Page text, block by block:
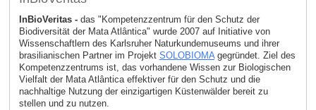
InBioVeritas -das "Kompetenzzentrum für den Schutz der
Biodiversität der Mata Atlântica" wurde 2007 auf Initiative von
Wissenschaftlern des Karlsruher Naturkundemuseums und ihrer
brasilianischen Partner im Projekt SOLOBIOMAgegründet. Ziel des
Kompetenzzentrums ist, das vorhandene Wissen zur Biologischen
Vielfalt der Mata Atlântica effektiver für den Schutz und die
nachhaltige Nutzung der einzigartigen Küstenwälder bereit zu
stellen und zu nutzen.